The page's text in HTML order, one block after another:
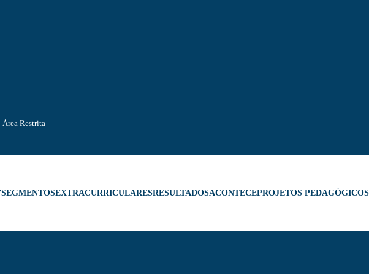
Área Restrita
SEGMENTOSEXTRACURRICULARESRESULTADOSACONTECEPROJETOS PEDAGÓGICOS